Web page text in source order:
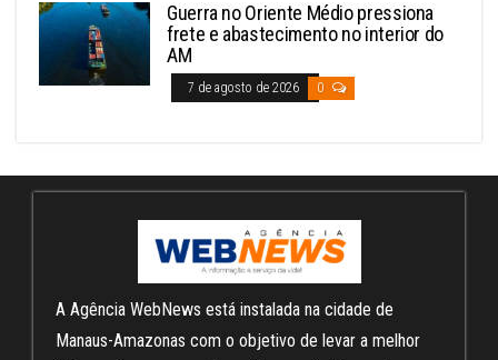
Guerra no Oriente Médio pressiona
frete e abastecimento no interior do
AM
7 de agosto de 2026 0
A Agência WebNews está instalada na cidade de
Manaus-Amazonas com o objetivo de levar a melhor